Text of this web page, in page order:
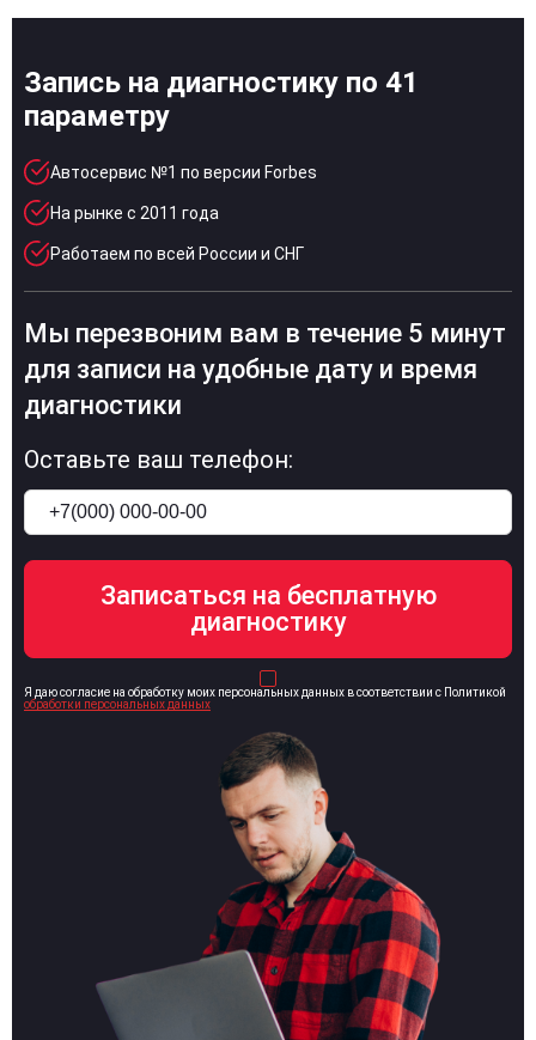
Запись на диагностику по 41
параметру
Автосервис №1 по версии Forbes
На рынке с 2011 года
Работаем по всей России и СНГ
Мы перезвоним вам в течение 5 минут
для записи на удобные дату и время
диагностики
Оставьте ваш телефон:
Я даю согласие на обработку моих персональных данных в соответствии с Политикой
обработки персональных данных